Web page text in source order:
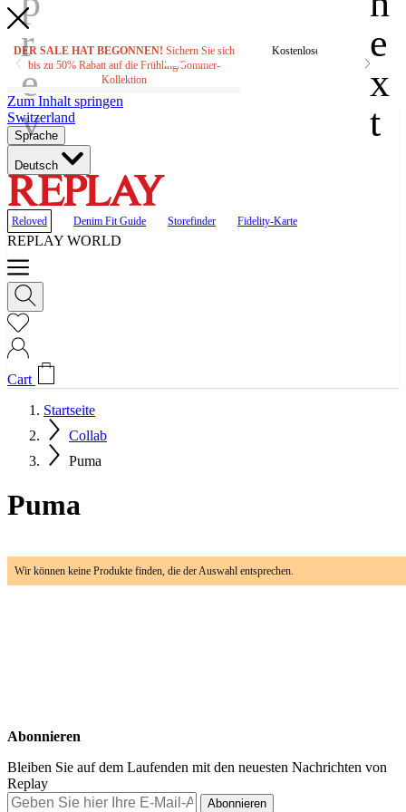
DER SALE HAT BEGONNEN! Sichern Sie sich
bis zu 50% Rabatt auf die Frühling/Sommer-
Kollektion
Kostenloser Versand bei
CHF160.00
Zum Inhalt springen
Switzerland
Sprache
Deutsch
Reloved Denim Fit Guide Storefinder Fidelity-Karte
REPLAY WORLD
Cart
Startseite
Collab
Puma
Puma
Wir können keine Produkte finden, die der Auswahl entsprechen.
Abonnieren
Bleiben Sie auf dem Laufenden mit den neuesten Nachrichten von
Replay
Abonnieren